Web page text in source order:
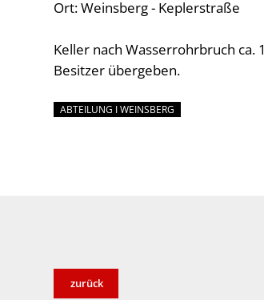
Ort: Weinsberg - Keplerstraße
Keller nach Wasserrohrbruch ca.
Besitzer übergeben.
ABTEILUNG I WEINSBERG
zurück